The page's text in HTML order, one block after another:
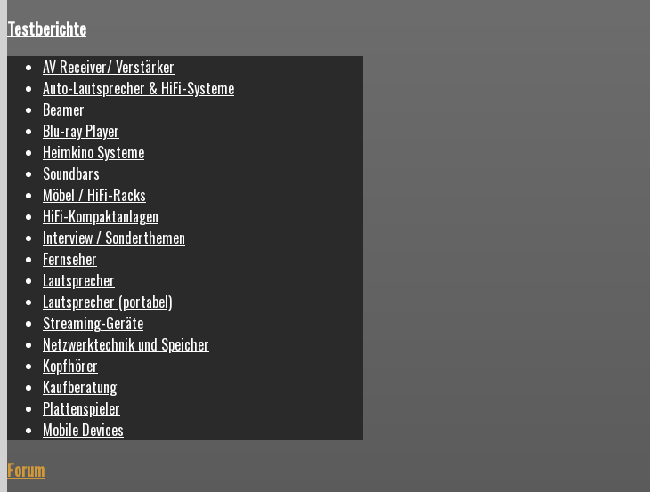
Testberichte
AV Receiver/ Verstärker
Auto-Lautsprecher & HiFi-Systeme
Beamer
Blu-ray Player
Heimkino Systeme
Soundbars
Möbel / HiFi-Racks
HiFi-Kompaktanlagen
Interview / Sonderthemen
Fernseher
Lautsprecher
Lautsprecher (portabel)
Streaming-Geräte
Netzwerktechnik und Speicher
Kopfhörer
Kaufberatung
Plattenspieler
Mobile Devices
Forum